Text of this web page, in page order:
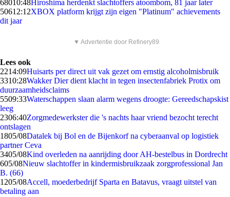
68010:48Hiroshima herdenkt slachtoffers atoombom, 81 jaar later
50612:12XBOX platform krijgt zijn eigen "Platinum" achievements
dit jaar
▼ Advertentie door Refinery89
Lees ook
2214:09Huisarts per direct uit vak gezet om ernstig alcoholmisbruik
3310:28Wakker Dier dient klacht in tegen insectenfabriek Protix om
duurzaamheidsclaims
5509:33Waterschappen slaan alarm wegens droogte: Gereedschapskist
leeg
2306:40Zorgmedewerkster die 's nachts haar vriend bezocht terecht
ontslagen
1805/08Datalek bij Bol en de Bijenkorf na cyberaanval op logistiek
partner Ceva
3405/08Kind overleden na aanrijding door AH-bestelbus in Dordrecht
605/08Nieuw slachtoffer in kindermisbruikzaak zorgprofessional Jan
B. (66)
1205/08Accell, moederbedrijf Sparta en Batavus, vraagt uitstel van
betaling aan